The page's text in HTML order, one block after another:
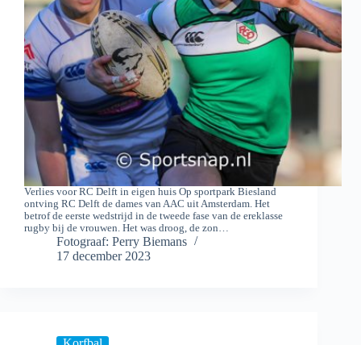
Verlies voor RC Delft in eigen huis Op sportpark Biesland
ontving RC Delft de dames van AAC uit Amsterdam. Het
betrof de eerste wedstrijd in de tweede fase van de ereklasse
rugby bij de vrouwen. Het was droog, de zon…
Fotograaf: Perry Biemans
17 december 2023